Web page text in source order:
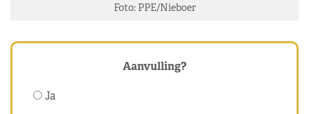
Foto: PPE/Nieboer
Aanvulling?
Ja